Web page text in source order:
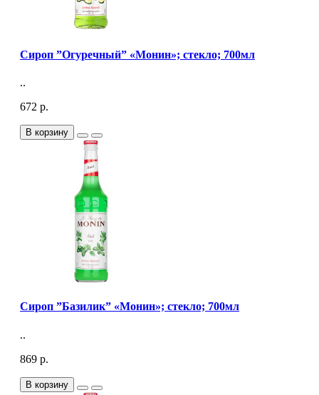
Сироп ”Огуречный” «Монин»; стекло; 700мл
..
672 р.
В корзину
Сироп ”Базилик” «Монин»; стекло; 700мл
..
869 р.
В корзину